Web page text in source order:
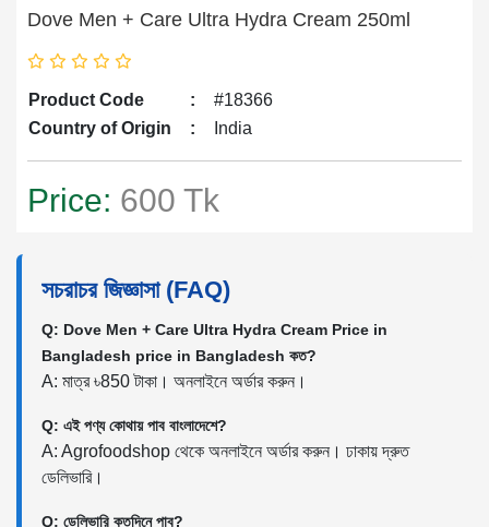
Dove Men + Care Ultra Hydra Cream 250ml
Product Code :
#18366
Country of Origin
: India
Price: 600 Tk
সচরাচর জিজ্ঞাসা (FAQ)
Q: Dove Men + Care Ultra Hydra Cream Price in
Bangladesh price in Bangladesh কত?
A: মাত্র ৳850 টাকা। অনলাইনে অর্ডার করুন।
Q: এই পণ্য কোথায় পাব বাংলাদেশে?
A: Agrofoodshop থেকে অনলাইনে অর্ডার করুন। ঢাকায় দ্রুত
ডেলিভারি।
Q: ডেলিভারি কতদিনে পাব?